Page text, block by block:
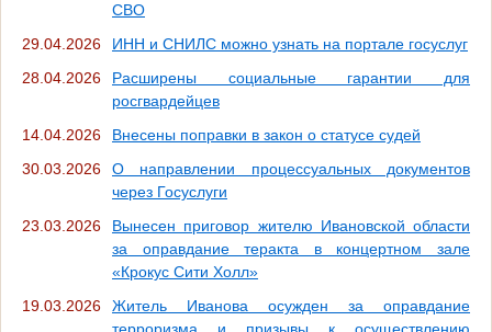
СВО
29.04.2026
ИНН и СНИЛС можно узнать на портале госуслуг
28.04.2026
Расширены социальные гарантии для
росгвардейцев
14.04.2026
Внесены поправки в закон о статусе судей
30.03.2026
О направлении процессуальных документов
через Госуслуги
23.03.2026
Вынесен приговор жителю Ивановской области
за оправдание теракта в концертном зале
«Крокус Сити Холл»
19.03.2026
Житель Иванова осужден за оправдание